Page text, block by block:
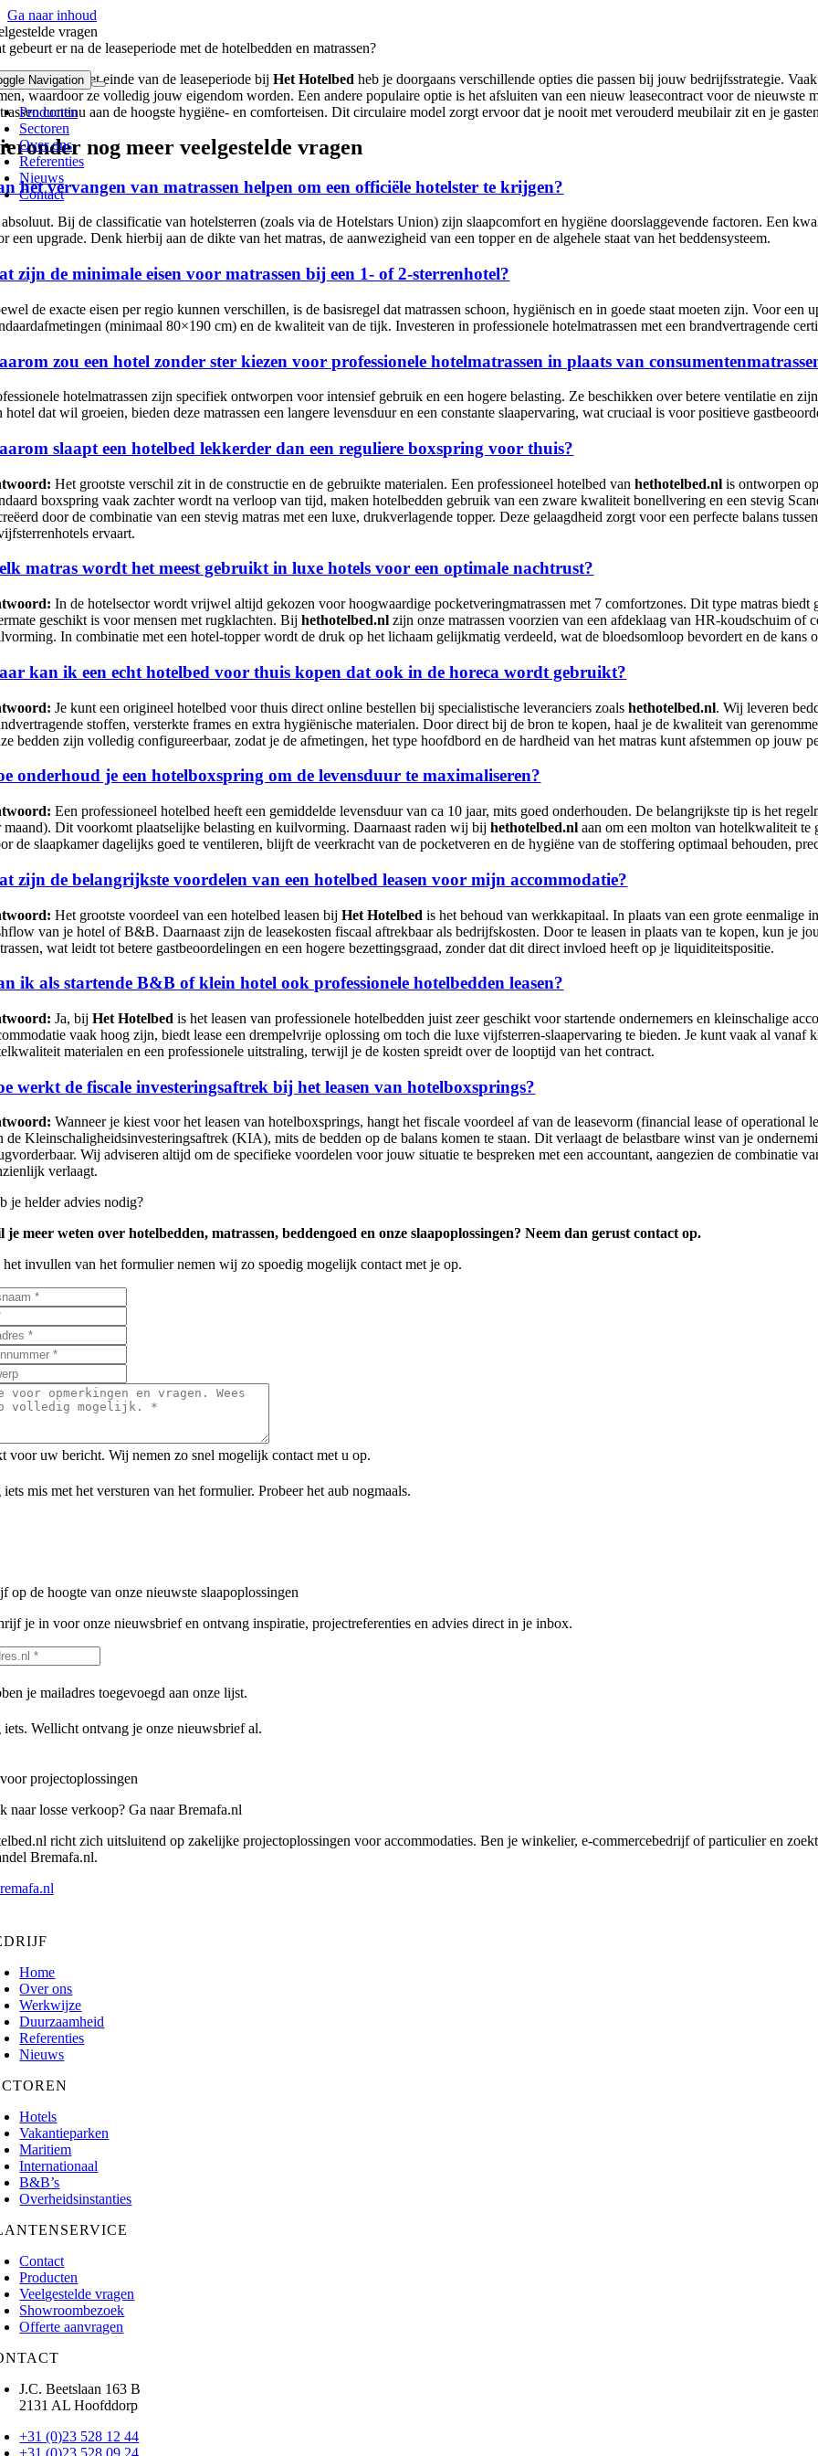
Ga naar inhoud
Navigation
Producten
Sectoren
Over ons
Referenties
Nieuws
Contact
vragen
gebeurt er na de leaseperiode met de hotelbedden en matrassen?
Aan het einde van de leaseperiode bijHet Hotelbed heb je doorgaans verschillende opties die passen bij jouw bedrijfsstrategie.
waardoor ze volledig jouw eigendom worden. Een andere populaire optie is het afsluiten van een nieuw leasecontract voor de
continu aan de hoogste hygiëne- en comforteisen. Dit circulaire model zorgt ervoor dat je nooit met verouderd meubilair zit en je
nog meer veelgestelde vragen
het vervangen van matrassen helpen om een officiële hotelster te krijgen?
absoluut. Bij de classificatie van hotelsterren (zoals via de Hotelstars Union) zijn slaapcomfort en hygiëne doorslaggevende factoren. Een
een upgrade. Denk hierbij aan de dikte van het matras, de aanwezigheid van een topper en de algehele staat van het beddensysteem.
zijn de minimale eisen voor matrassen bij een 1- of 2-sterrenhotel?
de exacte eisen per regio kunnen verschillen, is de basisregel dat matrassen schoon, hygiënisch en in goede staat moeten zijn. Voor een
(minimaal 80×190 cm) en de kwaliteit van de tijk. Investeren in professionele hotelmatrassen met een brandvertragende
zou een hotel zonder ster kiezen voor professionele hotelmatrassen in plaats van
hotelmatrassen zijn specifiek ontworpen voor intensief gebruik en een hogere belasting. Ze beschikken over betere ventilatie en
hotel dat wil groeien, bieden deze matrassen een langere levensduur en een constante slaapervaring, wat cruciaal is voor positieve
slaapt een hotelbed lekkerder dan een reguliere boxspring voor thuis?
Het grootste verschil zit in de constructie en de gebruikte materialen. Een professioneel hotelbed vanhethotelbed.nl is ontworpen
boxspring vaak zachter wordt na verloop van tijd, maken hotelbedden gebruik van een zware kwaliteit bonellvering en een stevig
door de combinatie van een stevig matras met een luxe, drukverlagende topper. Deze gelaagdheid zorgt voor een perfecte balans
ervaart.
matras wordt het meest gebruikt in luxe hotels voor een optimale nachtrust?
In de hotelsector wordt vrijwel altijd gekozen voor hoogwaardige pocketveringmatrassen met 7 comfortzones. Dit type matras biedt
geschikt is voor mensen met rugklachten. Bijhethotelbed.nl zijn onze matrassen voorzien van een afdeklaag van HR-koudschuim
In combinatie met een hotel-topper wordt de druk op het lichaam gelijkmatig verdeeld, wat de bloedsomloop bevordert en de kans
kan ik een echt hotelbed voor thuis kopen dat ook in de horeca wordt gebruikt?
Je kunt een origineel hotelbed voor thuis direct online bestellen bij specialistische leveranciers zoalshethotelbed.nl. Wij leveren
stoffen, versterkte frames en extra hygiënische materialen. Door direct bij de bron te kopen, haal je de kwaliteit van
bedden zijn volledig configureerbaar, zodat je de afmetingen, het type hoofdbord en de hardheid van het matras kunt afstemmen op jouw
onderhoud je een hotelboxspring om de levensduur te maximaliseren?
Een professioneel hotelbed heeft een gemiddelde levensduur van ca 10 jaar, mits goed onderhouden. De belangrijkste tip is het
maand). Dit voorkomt plaatselijke belasting en kuilvorming. Daarnaast raden wij bijhethotelbed.nl aan om een molton van hotelkwaliteit te
de slaapkamer dagelijks goed te ventileren, blijft de veerkracht van de pocketveren en de hygiëne van de stoffering optimaal behouden,
zijn de belangrijkste voordelen van een hotelbed leasen voor mijn accommodatie?
Het grootste voordeel van een hotelbed leasen bijHet Hotelbed is het behoud van werkkapitaal. In plaats van een grote eenmalige
van je hotel of B&B. Daarnaast zijn de leasekosten fiscaal aftrekbaar als bedrijfskosten. Door te leasen in plaats van te kopen, kun je
wat leidt tot betere gastbeoordelingen en een hogere bezettingsgraad, zonder dat dit direct invloed heeft op je liquiditeitspositie.
ik als startende B&B of klein hotel ook professionele hotelbedden leasen?
Ja, bijHet Hotelbed is het leasen van professionele hotelbedden juist zeer geschikt voor startende ondernemers en kleinschalige
vaak hoog zijn, biedt lease een drempelvrije oplossing om toch die luxe vijfsterren-slaapervaring te bieden. Je kunt vaak al
materialen en een professionele uitstraling, terwijl je de kosten spreidt over de looptijd van het contract.
werkt de fiscale investeringsaftrek bij het leasen van hotelboxsprings?
Wanneer je kiest voor het leasen van hotelboxsprings, hangt het fiscale voordeel af van de leasevorm (financial lease of
de Kleinschaligheidsinvesteringsaftrek (KIA), mits de bedden op de balans komen te staan. Dit verlaagt de belastbare winst van je
Wij adviseren altijd om de specifieke voordelen voor jouw situatie te bespreken met een accountant, aangezien de combinatie
verlaagt.
je helder advies nodig?
je meer weten over hotelbedden, matrassen, beddengoed en onze slaapoplossingen? Neem dan gerust contact op.
het invullen van het formulier nemen wij zo spoedig mogelijk contact met je op.
voor uw bericht. Wij nemen zo snel mogelijk contact met u op.
mis met het versturen van het formulier. Probeer het aub nogmaals.
op de hoogte van onze nieuwste slaapoplossingen
je in voor onze nieuwsbrief en ontvang inspiratie, projectreferenties en advies direct in je inbox.
je mailadres toegevoegd aan onze lijst.
Wellicht ontvang je onze nieuwsbrief al.
projectoplossingen
naar losse verkoop? Ga naar Bremafa.nl
richt zich uitsluitend op zakelijke projectoplossingen voor accommodaties. Ben je winkelier, e-commercebedrijf of particulier en
Bremafa.nl.
Home
Over ons
Werkwijze
Duurzaamheid
Referenties
Nieuws
Hotels
Vakantieparken
Maritiem
Internationaal
B&B’s
Overheidsinstanties
Contact
Producten
Veelgestelde vragen
Showroombezoek
Offerte aanvragen
J.C. Beetslaan 163 B
2131 AL Hoofddorp
+31 (0)23 528 12 44